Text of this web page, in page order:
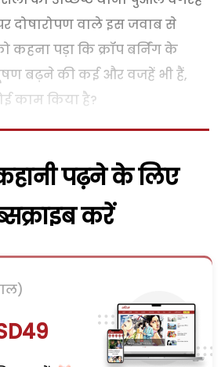
दोषारोपण वाले इस जवाब से
पड़ा कि क्रॉप बर्निंग के
बढ़ने की कई और वजहें भी हैं,
काम किया है?
पढ़ने के लिए
करें